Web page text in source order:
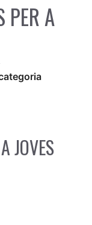
PER A
JOVES